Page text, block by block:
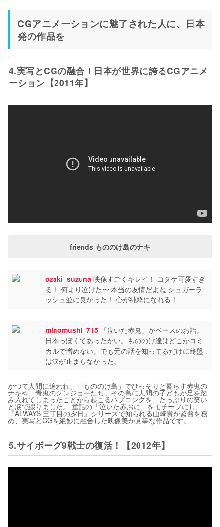
CGアニメーションに魅了された人に、日本
発の作品を
4.実写とCGの融合！日本が世界に誇るCGアニメ
ーション【2011年】
friends もののけ島のナキ
ozaki_suzuna 映像すごくキレイ！ コタケ可愛すぎ
る！ 何より泣けた〜 本当の友情だよね シュガーラ
ッシュ並に良かった！ 心が純粋になれる！
minomushi_715 「泣いた赤鬼」がベースのお話。
日本っぽくてあったかい。もののけ達はどこかコミ
カルで憎めない。でも元の話を知ってるだけに終盤
は涙が止まらなかった。
かつて人間に追われ、「もののけ島」でひっそりと暮らす赤鬼の
ナキや、青鬼のグンジョーたち。その島に人間の子どもが足を踏
み入れてしまったことから起こるハプニングを、たっぷりの笑い
と涙で綴りました。 童話の「泣いた赤おに」をモチーフにし、
『ALWAYS 三丁目の夕日』シリーズで知られる山崎貴が監督を務
め、実写とCGを絶妙に融合した映像美が見事な作品です。
5.サイボーグ9戦士の復活！【2012年】